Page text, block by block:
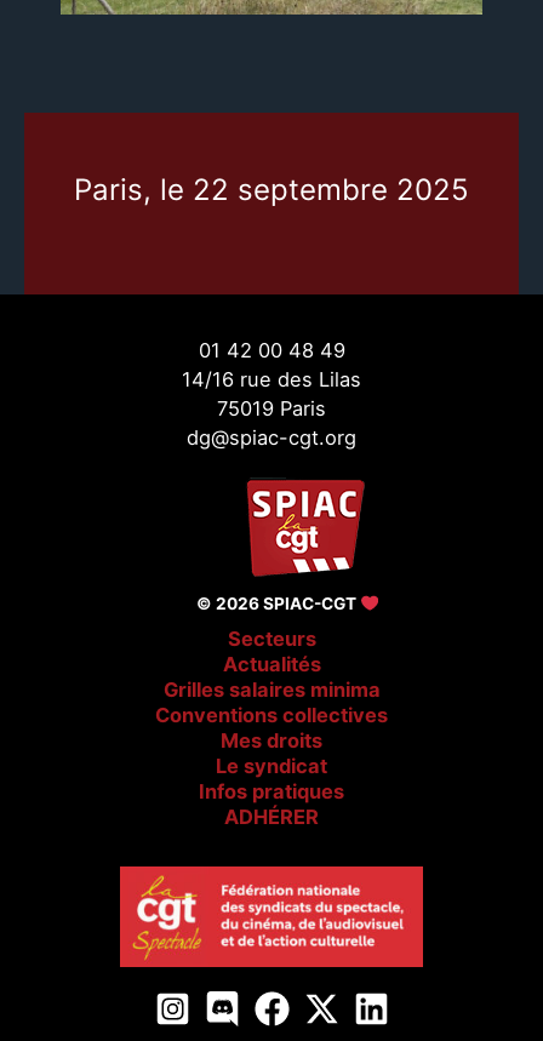
Paris, le 22 septembre 2025
01 42 00 48 49
14/16 rue des Lilas
75019 Paris
dg@spiac-cgt.org
© 2026 SPIAC-CGT
Secteurs
Actualités
Grilles salaires minima
Conventions collectives
Mes droits
Le syndicat
Infos pratiques
ADHÉRER